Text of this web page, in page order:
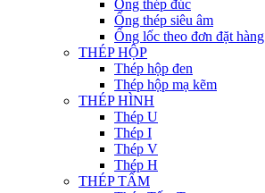
Ống thép đúc
Ống thép siêu âm
Ống lốc theo đơn đặt hàng
THÉP HỘP
Thép hộp đen
Thép hộp mạ kẽm
THÉP HÌNH
Thép U
Thép I
Thép V
Thép H
THÉP TẤM